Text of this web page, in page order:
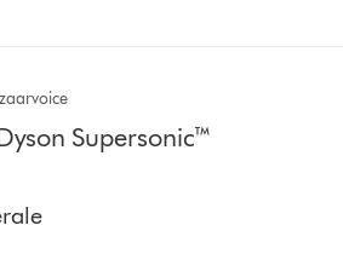
Supersonic™